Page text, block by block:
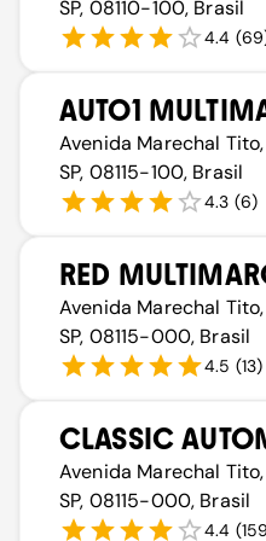
SP, 08110-100, Brasil
4.4 (69
AUTO1
Avenida Marechal
SP, 08115-100, Brasil
4.3 (6)
RED
Avenida Marechal
SP, 08115-000, Brasil
4.5 (13)
CLASSIC
Avenida Marechal
SP, 08115-000, Brasil
4.4 (